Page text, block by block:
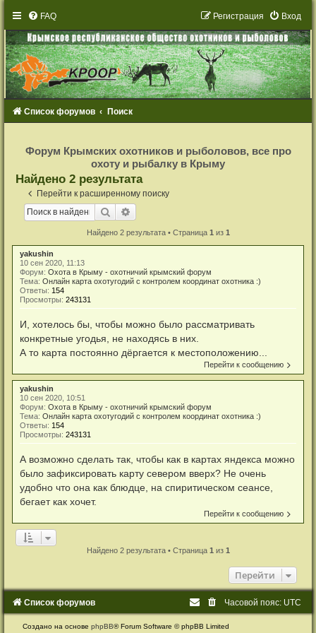
FAQ Вход
Регистрация
Список форумов Поиск
с
т
Форум Крымских охотников и рыболовов, все про
охоту и рыбалку в Крыму
Найдено 2 результата
Перейти к расширенному поиску
Поиск
Найдено 2 результата • Страница 1 из 1
yakushin
10 сен 2020, 11:13
Форум:Охота в Крыму - охотничий крымский форум
Тема:Онлайн карта охотугодий с контролем координат охотника :)
Ответы: 154
Просмотры:243131
И, хотелось бы, чтобы можно было рассматривать
конкретные угодья, не находясь в них.
А то карта постоянно дёргается к местоположению...
Перейти к сообщению
yakushin
10 сен 2020, 10:51
Форум:Охота в Крыму - охотничий крымский форум
Тема:Онлайн карта охотугодий с контролем координат охотника :)
Ответы: 154
Просмотры:243131
А возможно сделать так, чтобы как в картах яндекса можно
было зафиксировать карту севером вверх? Не очень
удобно что она как блюдце, на спиритическом сеансе,
бегает как хочет.
Перейти к сообщению
Найдено 2 результата • Страница 1 из 1
Перейти
Список форумов Часовой пояс: UTC
Создано на основеphpBB® Forum Software © phpBB Limited